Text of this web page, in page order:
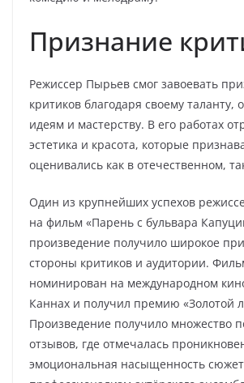
Признание
Режиссер Пырьев смог завоевать
критиков благодаря своему таланту,
идеям и мастерству. В его работах
эстетика и красота, которые
оценивались как в отечественном,
Один из крупнейших успехов
на фильм «Парень с бульвара
произведение получило широкое
стороны критиков и аудитории.
номинирован на международном
Каннах и получил премию «Золотой
Произведение получило множество
отзывов, где отмечалась
эмоциональная насыщенность